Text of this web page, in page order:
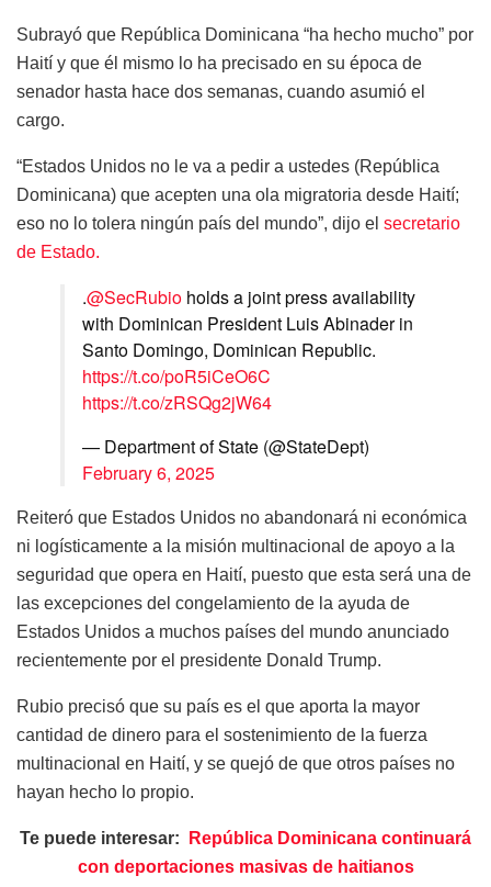
Subrayó que República Dominicana “ha hecho mucho” por
Haití y que él mismo lo ha precisado en su época de
senador hasta hace dos semanas, cuando asumió el
cargo.
“Estados Unidos no le va a pedir a ustedes (República
Dominicana) que acepten una ola migratoria desde Haití;
eso no lo tolera ningún país del mundo”, dijo el secretario
de Estado.
.@SecRubio holds a joint press availability
with Dominican President Luis Abinader in
Santo Domingo, Dominican Republic.
https://t.co/poR5iCeO6C
https://t.co/zRSQg2jW64
— Department of State (@StateDept)
February 6, 2025
Reiteró que Estados Unidos no abandonará ni económica
ni logísticamente a la misión multinacional de apoyo a la
seguridad que opera en Haití, puesto que esta será una de
las excepciones del congelamiento de la ayuda de
Estados Unidos a muchos países del mundo anunciado
recientemente por el presidente Donald Trump.
Rubio precisó que su país es el que aporta la mayor
cantidad de dinero para el sostenimiento de la fuerza
multinacional en Haití, y se quejó de que otros países no
hayan hecho lo propio.
Te puede interesar:
República Dominicana continuará
con deportaciones masivas de haitianos